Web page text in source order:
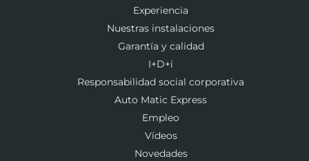
Experiencia
Nuestras instalaciones
Garantía y calidad
I+D+i
Responsabilidad social corporativa
Auto Matic Express
Empleo
Vídeos
Novedades